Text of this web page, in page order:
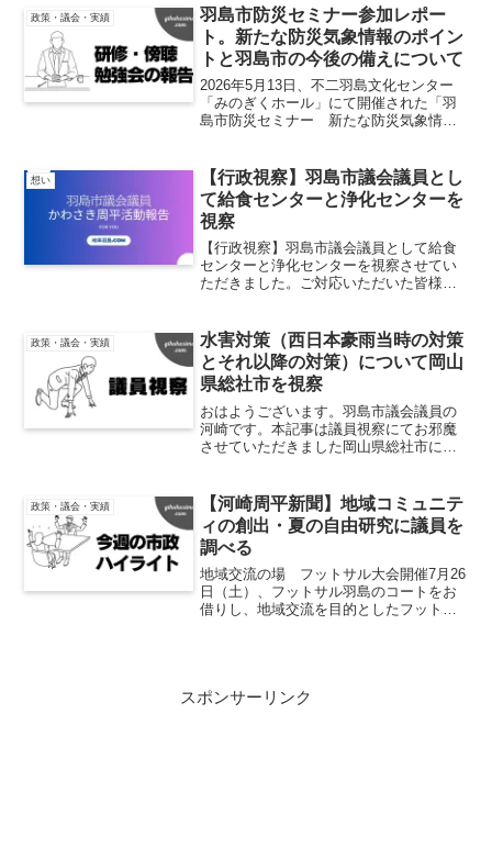
会初日6/8 議案詳細説明6/15 一般質
問...
政策・議会・実績
羽島市防災セミナー参加レポー
ト。新たな防災気象情報のポイン
トと羽島市の今後の備えについて
2026年5月13日、不二羽島文化センター
「みのぎくホール」にて開催された「羽
島市防災セミナー 新たな防災気象情報
台より、令和8年5月下旬から本格運用さ
れる「新たな防災...
想い
【行政視察】羽島市議会議員とし
て給食センターと浄化センターを
視察
【行政視察】羽島市議会議員として給食
センターと浄化センターを視察させてい
ただきました。ご対応いただいた皆様あ
政策・議会・実績
水害対策（西日本豪雨当時の対策
とそれ以降の対策）について岡山
県総社市を視察
おはようございます。羽島市議会議員の
河崎です。本記事は議員視察にてお邪魔
させていただきました岡山県総社市につ
したのでご報告させていただきます。視
察先岡山県総社市テーマ水...
政策・議会・実績
【河崎周平新聞】地域コミュニテ
ィの創出・夏の自由研究に議員を
調べる
地域交流の場 フットサル大会開催7月26
日（土）、フットサル羽島のコートをお
借りし、地域交流を目的としたフットサ
スポンサーリンク